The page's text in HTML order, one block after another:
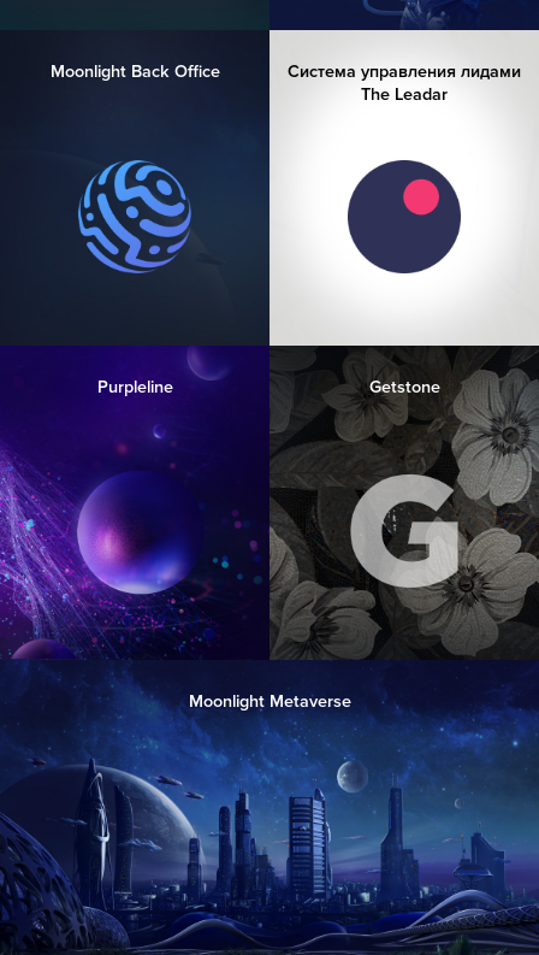
Moonlight Back Office
Система управления лидами
The Leadar
Purpleline Getstone
Moonlight Metaverse